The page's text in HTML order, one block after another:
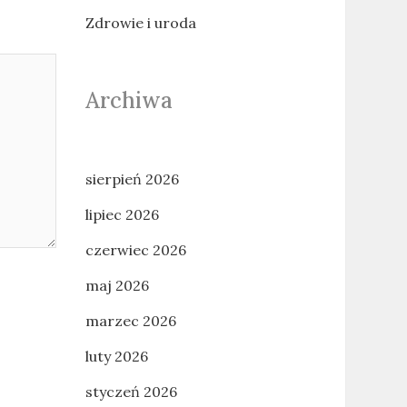
Zdrowie i uroda
Archiwa
sierpień 2026
lipiec 2026
czerwiec 2026
maj 2026
marzec 2026
luty 2026
styczeń 2026